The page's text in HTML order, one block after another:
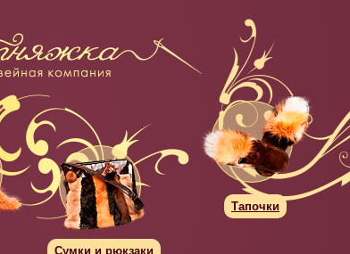
Сумки и рюкзаки
Тапочки